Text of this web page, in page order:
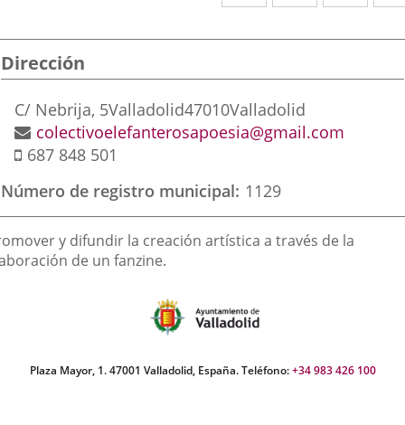
a
una
externa.
a
una
externa.
a
una
Dirección
Dirección
postal
C/ Nebrija, 5Valladolid47010Valladolid
Dirección
de
electrónico
colectivoelefanterosapoesia@gmail.com
Móvil
687 848 501
Número de registro municipal 1129
y difundir la creación artística a través de la
de un fanzine.
Plaza Mayor, 1. 47001 Valladolid, España. Teléfono:+34 983 426 100